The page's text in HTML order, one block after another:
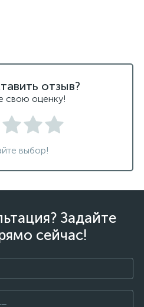
отзыв?
свою оценку!
выбор!
Задайте
сейчас!